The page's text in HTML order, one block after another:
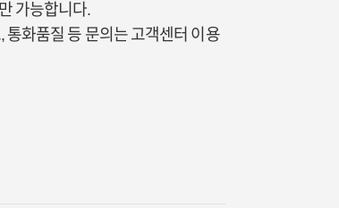
가능합니다.
통화품질 등 문의는 고객센터 이용